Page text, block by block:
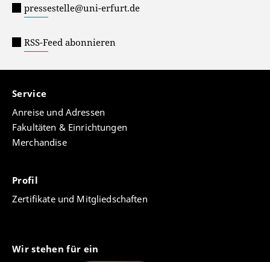
pressestelle@uni-erfurt.de
RSS-Feed abonnieren
Service
Anreise und Adressen
Fakultäten & Einrichtungen
Merchandise
Profil
Zertifikate und Mitgliedschaften
Wir stehen für ein